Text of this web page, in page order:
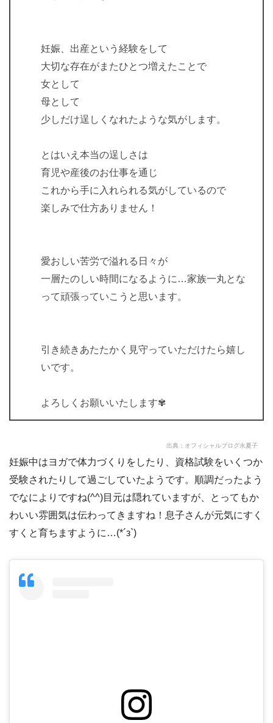
妊娠、出産という経験をして
大切な存在がまたひとつ増えたことで
女として
母として
少しだけ逞しくなれたような気がします。
とはいえ本当の逞しさは
育児や産後のお仕事を通じ
これから手に入れられる気がしているので
楽しみで仕方ありません！
愛おしい苦労で溢れる日々が
一層たのしい時間になるように…家族一丸とな
って頑張っていこうと思います。
引き続きあたたかく見守っていただけたら嬉し
いです。
よろしくお願いいたします✾
出典： オフィシャルブログ永夏子
妊娠中はヨガで体力づくりをしたり、資格試験をいくつか
受験されたりして過ごしていたようです。順調だったよう
でなによりですね(^^)目元は隠れていますが、とってもか
わいい雰囲気は伝わってきますね！息子さんが元気にすく
すくと育ちますように…(*´з`)